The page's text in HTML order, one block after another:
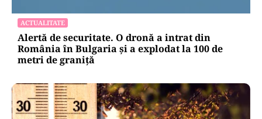
ACTUALITATE
Alertă de securitate. O dronă a intrat din
România în Bulgaria şi a explodat la 100 de
metri de graniţă